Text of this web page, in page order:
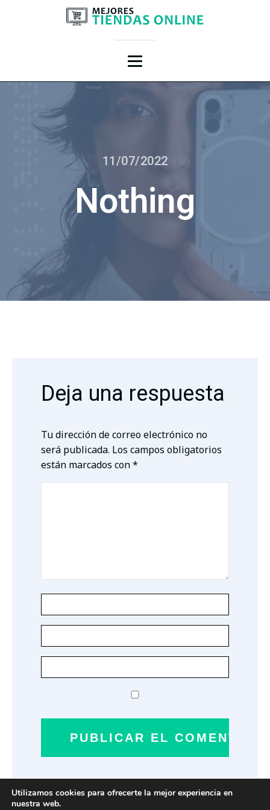
11/07/2022
Nothing
Deja una respuesta
Tu dirección de correo electrónico no
será publicada. Los campos obligatorios
están marcados con*
Utilizamos cookies para ofrecerte la mejor experiencia en
nuestra web.